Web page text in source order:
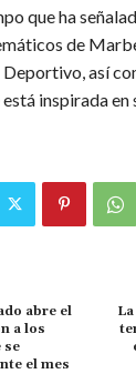
que ha
de
Deportivo, así
inspirada en
abre el
a los
se
el mes